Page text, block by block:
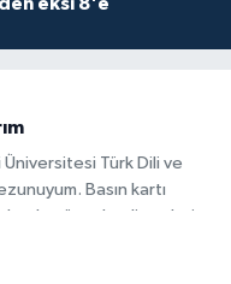
Türk Dili ve
Basın kartı
güncel gelişmeleri
buluşturmayı